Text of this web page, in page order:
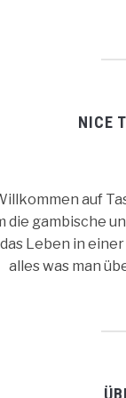
NICE
auf
die gambische
das Leben in
alles was man